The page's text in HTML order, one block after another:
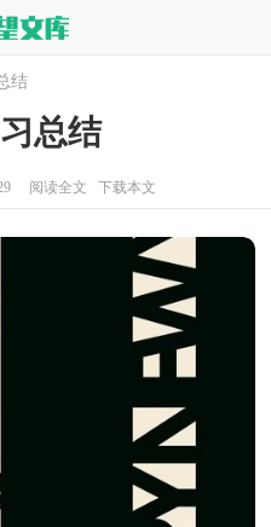
结
总结
阅读全文 下载本文